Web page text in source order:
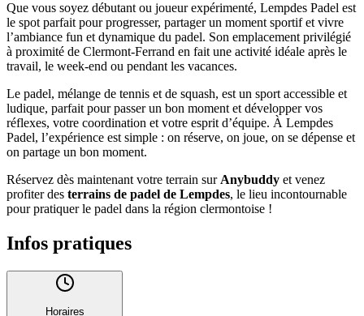
Que vous soyez débutant ou joueur expérimenté, Lempdes Padel est
le spot parfait pour progresser, partager un moment sportif et vivre
l’ambiance fun et dynamique du padel. Son emplacement privilégié
à proximité de Clermont-Ferrand en fait une activité idéale après le
travail, le week-end ou pendant les vacances.
Le padel, mélange de tennis et de squash, est un sport accessible et
ludique, parfait pour passer un bon moment et développer vos
réflexes, votre coordination et votre esprit d’équipe. À Lempdes
Padel, l’expérience est simple : on réserve, on joue, on se dépense et
on partage un bon moment.
Réservez dès maintenant votre terrain sur Anybuddy et venez
profiter des terrains de padel de Lempdes, le lieu incontournable
pour pratiquer le padel dans la région clermontoise !
Infos pratiques
Horaires